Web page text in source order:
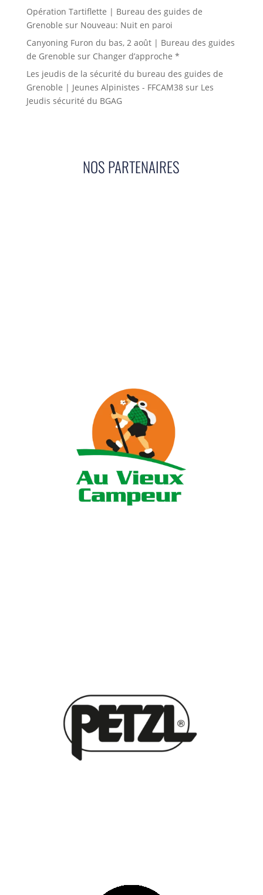
Opération Tartiflette | Bureau des guides de
Grenoble sur Nouveau: Nuit en paroi
Canyoning Furon du bas, 2 août | Bureau des guides
de Grenoble sur Changer d’approche *
Les jeudis de la sécurité du bureau des guides de
Grenoble | Jeunes Alpinistes - FFCAM38sur Les
Jeudis sécurité du BGAG
NOS PARTENAIRES